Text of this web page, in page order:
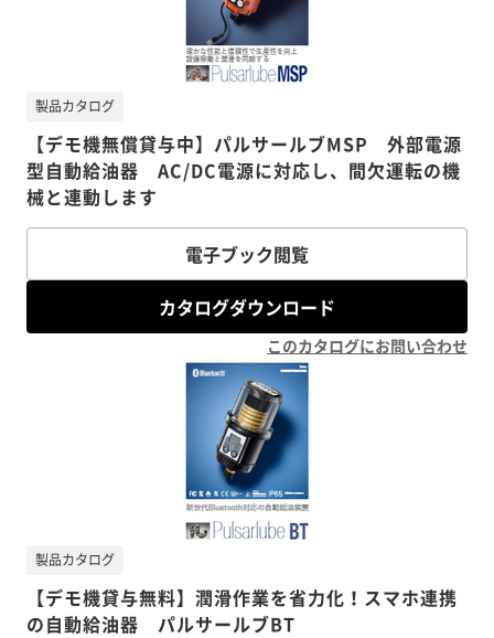
【デモ機無償貸与中】パルサールブMSP 外部電源
型自動給油器 AC/DC電源に対応し、間欠運転の機
械と連動します
製品カタログ
電子ブック閲覧
カタログダウンロード
このカタログにお問い合わせ
【デモ機貸与無料】潤滑作業を省力化！スマホ連携
の自動給油器 パルサールブBT
製品カタログ